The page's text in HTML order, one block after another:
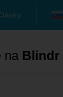
na Blindr